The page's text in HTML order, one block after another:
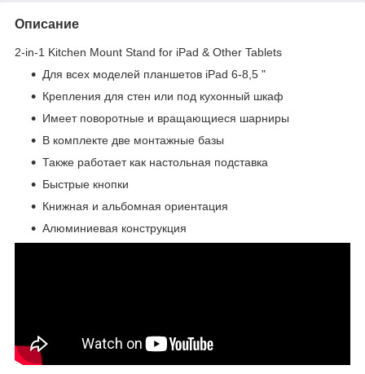
Описание
2-in-1 Kitchen Mount Stand for iPad & Other Tablets
Для всех моделей планшетов iPad 6-8,5 "
Крепления для стен или под кухонный шкаф
Имеет поворотные и вращающиеся шарниры
В комплекте две монтажные базы
Также работает как настольная подставка
Быстрые кнопки
Книжная и альбомная ориентация
Алюминиевая конструкция